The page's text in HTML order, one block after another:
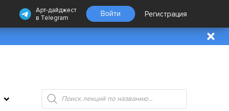
Арт-дайджест
в Telegram Войти Регистрация
Поиск
товаров